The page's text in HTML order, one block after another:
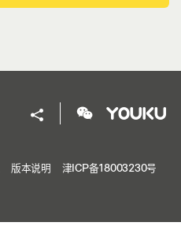
版本说明
津ICP备18003230号